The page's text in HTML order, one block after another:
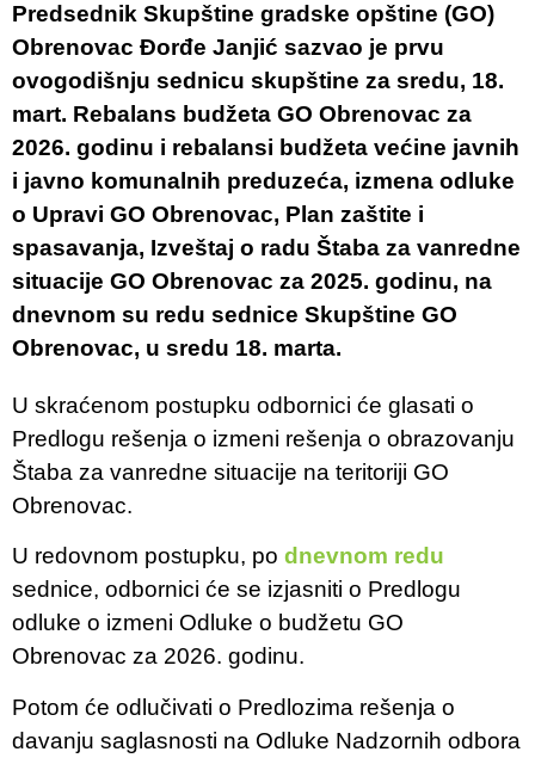
Predsednik Skupštine gradske opštine (GO)
Obrenovac Đorđe Janjić sazvao je prvu
ovogodišnju sednicu skupštine za sredu, 18.
mart. Rebalans budžeta GO Obrenovac za
2026. godinu i rebalansi budžeta većine javnih
i javno komunalnih preduzeća, izmena odluke
o Upravi GO Obrenovac, Plan zaštite i
spasavanja, Izveštaj o radu Štaba za vanredne
situacije GO Obrenovac za 2025. godinu, na
dnevnom su redu sednice Skupštine GO
Obrenovac, u sredu 18. marta.
U skraćenom postupku odbornici će glasati o
Predlogu rešenja o izmeni rešenja o obrazovanju
Štaba za vanredne situacije na teritoriji GO
Obrenovac.
U redovnom postupku, po dnevnom redu
sednice, odbornici će se izjasniti o Predlogu
odluke o izmeni Odluke o budžetu GO
Obrenovac za 2026. godinu.
Potom će odlučivati o Predlozima rešenja o
davanju saglasnosti na Odluke Nadzornih odbora